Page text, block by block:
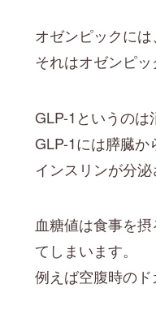
オゼンピックには
それはオゼンピッ
GLP-1というのは
GLP-1には膵臓か
インスリンが分
血糖値は食事を
てしまいます。
例えば空腹時のド